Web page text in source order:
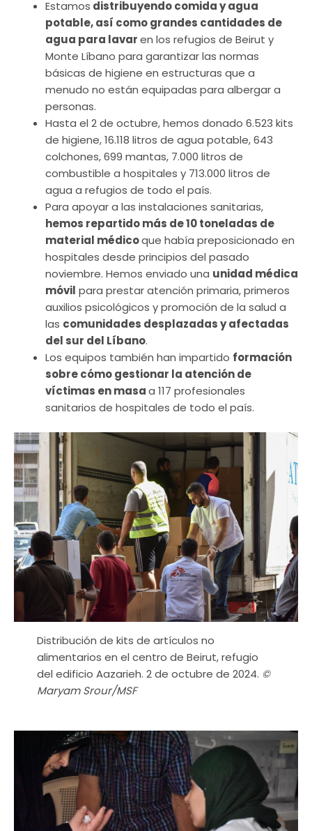
Estamos distribuyendo comida y agua
potable, así como grandes cantidades de
agua para lavaren los refugios de Beirut y
Monte Líbano para garantizar las normas
básicas de higiene en estructuras que a
menudo no están equipadas para albergar a
personas.
Hasta el 2 de octubre, hemos donado 6.523 kits
de higiene, 16.118 litros de agua potable, 643
colchones, 699 mantas, 7.000 litros de
combustible a hospitales y 713.000 litros de
agua a refugios de todo el país.
Para apoyar a las instalaciones sanitarias,
hemos repartido más de 10 toneladas de
material médicoque había preposicionado en
hospitales desde principios del pasado
noviembre. Hemos enviado una unidad médica
móvil para prestar atención primaria, primeros
auxilios psicológicos y promoción de la salud a
las comunidades desplazadas y afectadas
del sur del Líbano.
Los equipos también han impartido formación
sobre cómo gestionar la atención de
víctimas en masaa 117 profesionales
sanitarios de hospitales de todo el país.
Distribución de kits de artículos no
alimentarios en el centro de Beirut, refugio
del edificio Aazarieh. 2 de octubre de 2024. ©
Maryam Srour/MSF